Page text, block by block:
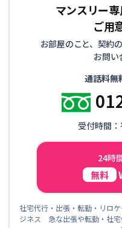
マンスリー
ご用
お部屋のこと、契約
お問い
通話料無
受付時間
24時
無料
社宅代行・出張・転勤・リロ
ジネス 急な出張や転勤・社